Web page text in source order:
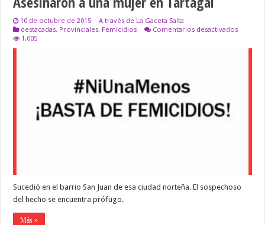
10 de octubre de 2015
A través de La Gaceta Salta
destacadas, Provinciales, Femicidios Comentarios desactivadosen
1,005
Sucedió en el barrio San Juan de esa ciudad norteña. El sospechoso
del hecho se encuentra prófugo.
Más »